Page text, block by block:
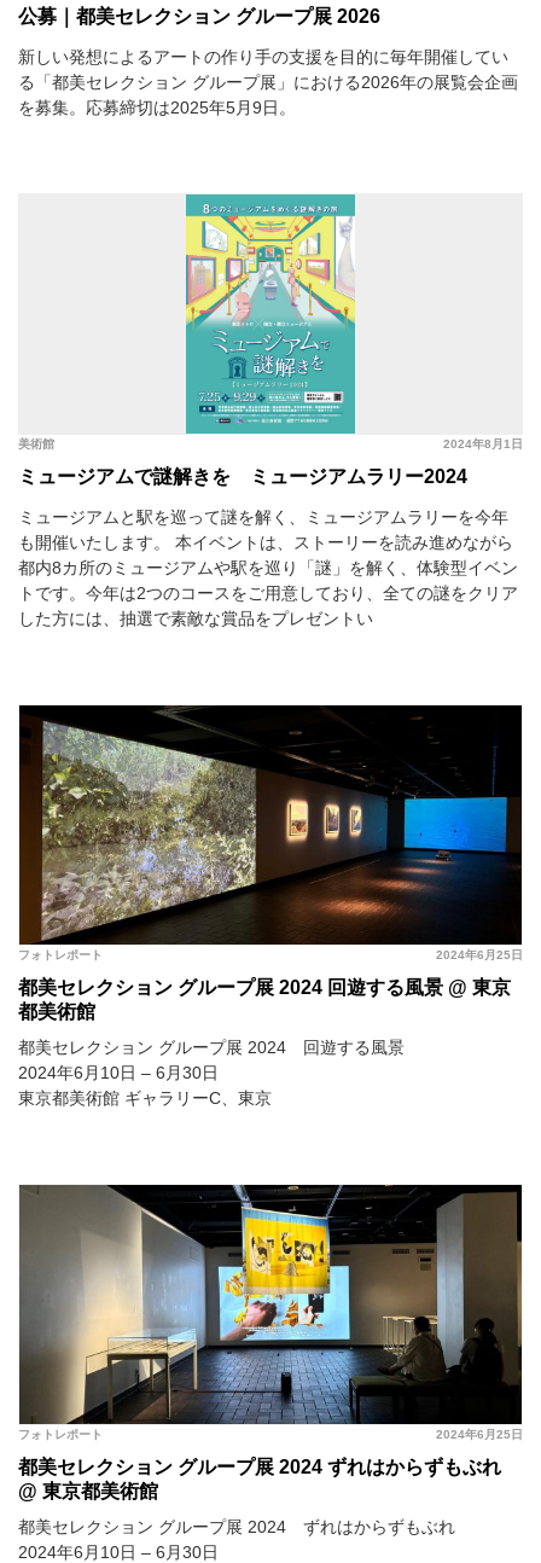
公募｜都美セレクション グループ展 2026
新しい発想によるアートの作り手の支援を目的に毎年開催してい
る「都美セレクション グループ展」における2026年の展覧会企画
を募集。応募締切は2025年5月9日。
2024年8月1日
美術館
ミュージアムで謎解きを ミュージアムラリー2024
ミュージアムと駅を巡って謎を解く、ミュージアムラリーを今年
も開催いたします。 本イベントは、ストーリーを読み進めながら
都内8カ所のミュージアムや駅を巡り「謎」を解く、体験型イベン
トです。今年は2つのコースをご用意しており、全ての謎をクリア
した方には、抽選で素敵な賞品をプレゼントい
2024年6月25日
フォトレポート
都美セレクション グループ展 2024 回遊する風景 @ 東京
都美術館
都美セレクション グループ展 2024 回遊する風景
2024年6月10日 – 6月30日
東京都美術館 ギャラリーC、東京
2024年6月25日
フォトレポート
都美セレクション グループ展 2024 ずれはからずもぶれ
@ 東京都美術館
都美セレクション グループ展 2024 ずれはからずもぶれ
2024年6月10日 – 6月30日